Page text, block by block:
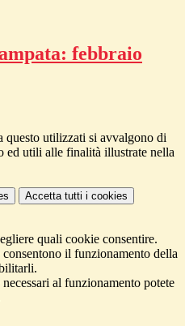
febbraio
questo utilizzati si avvalgono di
ed utili alle finalità illustrate nella
Accetta tutti i cookies
quali cookie consentire.
il funzionamento della
al funzionamento potete